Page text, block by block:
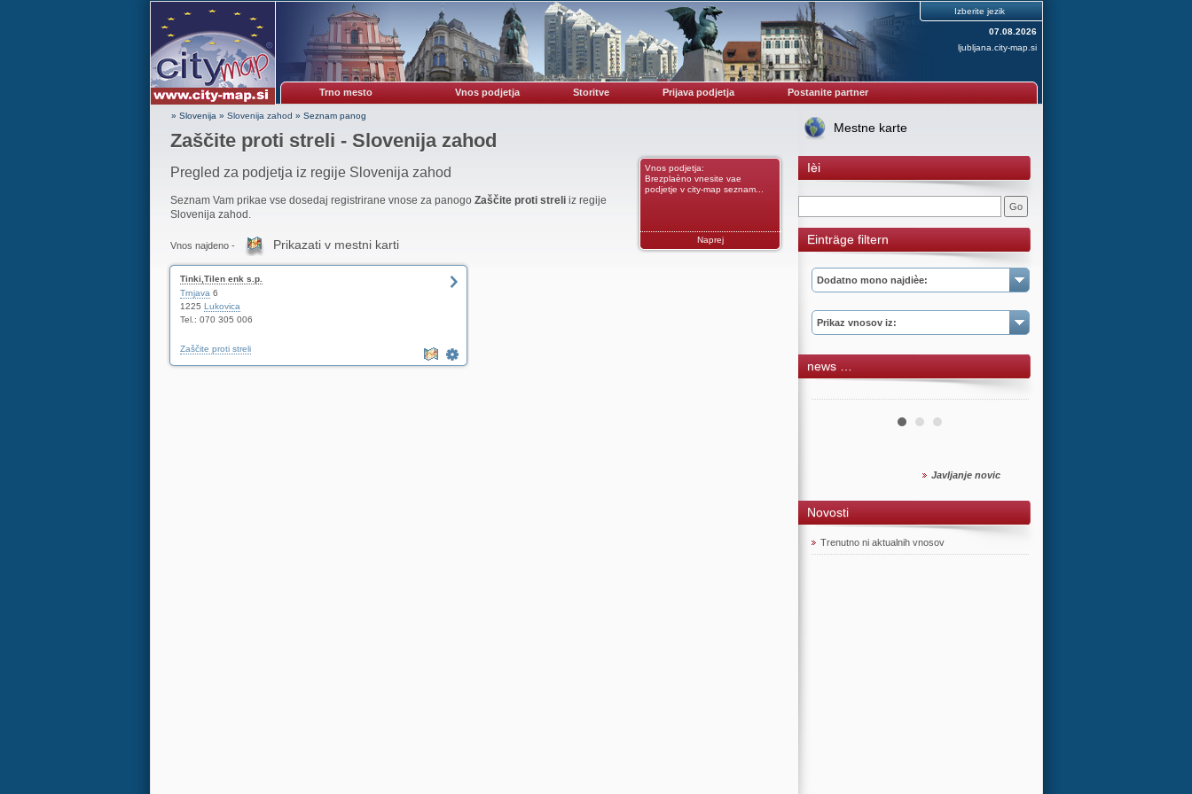
Izberite jezik
07.08.2026
ljubljana.city-map.si
Trno mesto Vnos podjetja Storitve Prijava podjetja Postanite partner
» Slovenija » Slovenija zahod » Seznam panog
Zaščite proti streli - Slovenija zahod
Pregled za podjetja iz regije Slovenija zahod
Vnos podjetja:
Brezplaèno vnesite vae
podjetje v city-map seznam...
Naprej
Seznam Vam prikae vse dosedaj registrirane vnose za panogo Zaščite proti streliiz regije
Slovenija zahod.
Vnos najdeno - Prikazati v mestni karti
Tinki,Tilen enk s.p.
Trnjava 6
1225 Lukovica
Tel.: 070 305 006
Zaščite proti streli
Mestne karte
Ièi
Einträge filtern
Dodatno mono najdièe:
Prikaz vnosov iz:
news …
Javljanje novic
Novosti
Trenutno ni aktualnih vnosov